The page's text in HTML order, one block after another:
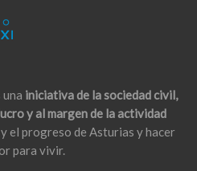
iniciativa de la sociedad civil,
y al margen de la actividad
el progreso de Asturias y hacer
para vivir.